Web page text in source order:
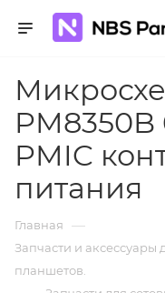
PM8350B
PMIC
питания
Главная —
Запчасти и аксессуары
планшетов.